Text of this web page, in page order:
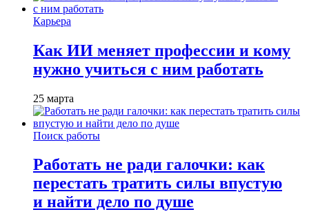
Карьера
Как ИИ меняет профессии и кому
нужно учиться с ним работать
25 марта
Поиск работы
Работать не ради галочки: как
перестать тратить силы впустую
и найти дело по душе